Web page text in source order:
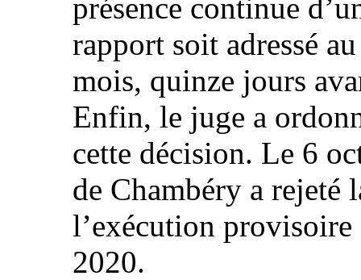
présence continue
rapport soit adressé
mois, quinze jours
Enfin, le juge a
cette décision. Le 6
de Chambéry a rejeté
l’exécution
2020.